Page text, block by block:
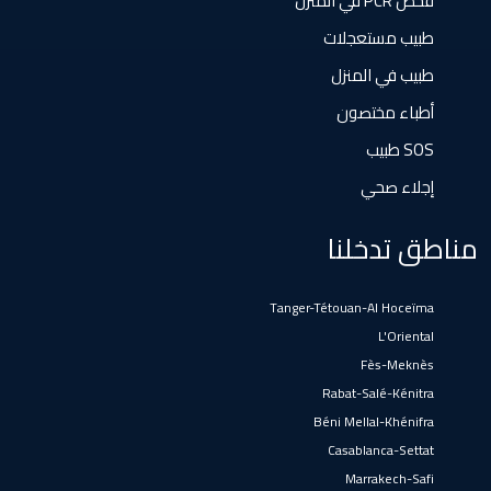
Guisser
Hattane
Oued Zem
طبيب مستعجلات
طبيب في المنزل
أطباء مختصون
SOS طبيب
إجلاء صحي
مناطق تدخلنا
Tanger-Tétouan-Al Hoceïma
L'Oriental
Fès-Meknès
Rabat-Salé-Kénitra
Béni Mellal-Khénifra
Casablanca-Settat
Marrakech-Safi